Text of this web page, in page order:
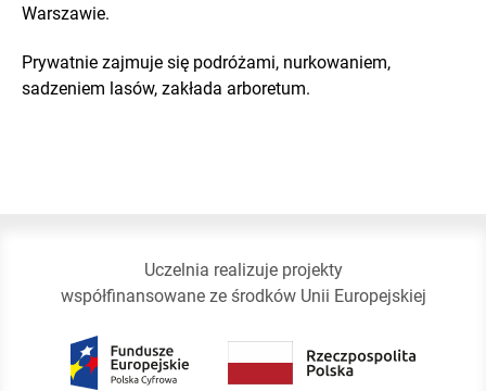
Warszawie.
Prywatnie zajmuje się podróżami, nurkowaniem,
sadzeniem lasów, zakłada arboretum.
Uczelnia realizuje projekty
współfinansowane ze środków Unii Europejskiej